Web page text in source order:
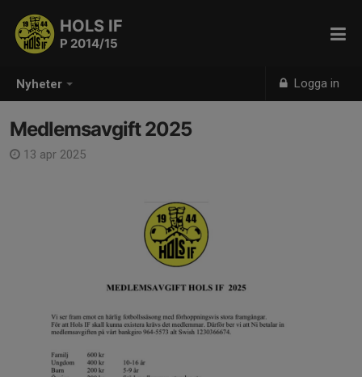
Nyheter Logga in
HOLS IF
P 2014/15
Medlemsavgift 2025
13 apr 2025